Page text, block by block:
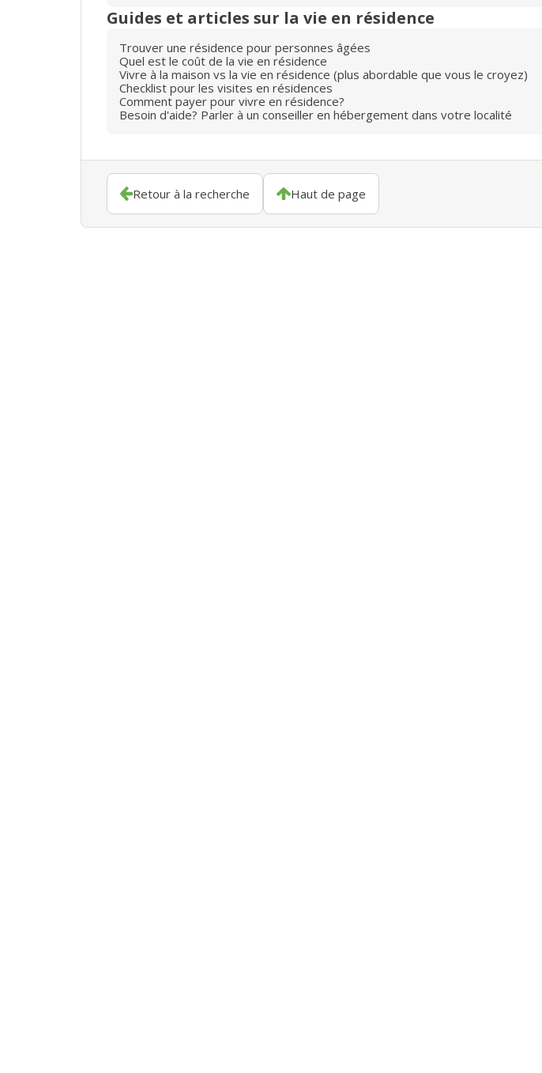
Guides et articles sur la vie en résidence
Trouver une résidence pour personnes âgées
Quel est le coût de la vie en résidence
Vivre à la maison vs la vie en résidence (plus abordable que vous le croyez)
Checklist pour les visites en résidences
Comment payer pour vivre en résidence?
Besoin d'aide? Parler à un conseiller en hébergement dans votre localité
Retour à la recherche Haut de page